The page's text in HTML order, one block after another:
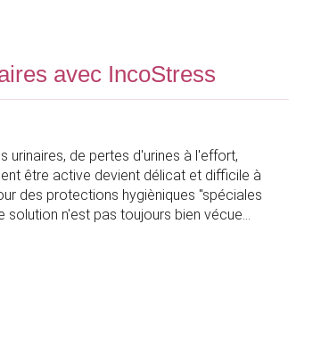
avec IncoStress
urinaires, de pertes d'urines à l'effort,
être active devient délicat et difficile à
des protections hygièniques "spéciales
solution n'est pas toujours bien vécue...